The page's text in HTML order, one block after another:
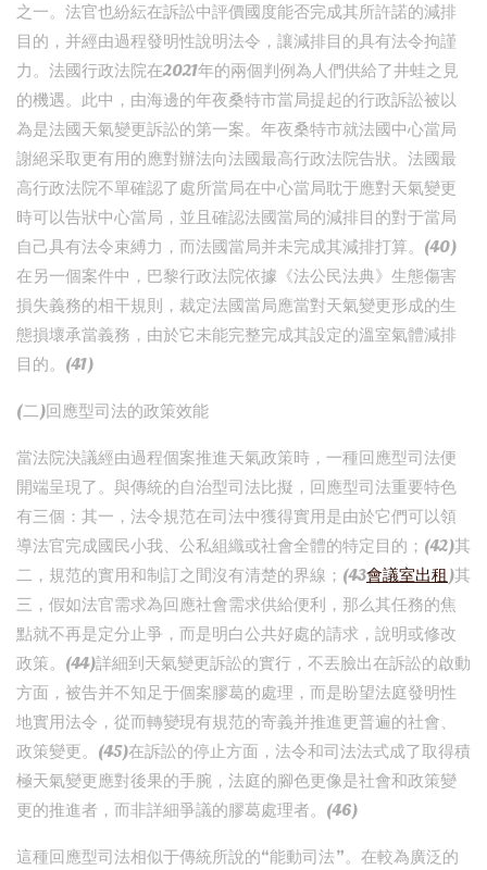
之一。法官也紛紜在訴訟中評價國度能否完成其所許諾的減排
目的，并經由過程發明性說明法令，讓減排目的具有法令拘謹
力。法國行政法院在2021年的兩個判例為人們供給了井蛙之見
的機遇。此中，由海邊的年夜桑特市當局提起的行政訴訟被以
為是法國天氣變更訴訟的第一案。年夜桑特市就法國中心當局
謝絕采取更有用的應對辦法向法國最高行政法院告狀。法國最
高行政法院不單確認了處所當局在中心當局耽于應對天氣變更
時可以告狀中心當局，並且確認法國當局的減排目的對于當局
自己具有法令束縛力，而法國當局并未完成其減排打算。(40)
在另一個案件中，巴黎行政法院依據《法公民法典》生態傷害
損失義務的相干規則，裁定法國當局應當對天氣變更形成的生
態損壞承當義務，由於它未能完整完成其設定的溫室氣體減排
目的。(41)
(二)回應型司法的政策效能
當法院決議經由過程個案推進天氣政策時，一種回應型司法便
開端呈現了。與傳統的自治型司法比擬，回應型司法重要特色
有三個：其一，法令規范在司法中獲得實用是由於它們可以領
導法官完成國民小我、公私組織或社會全體的特定目的；(42)其
二，規范的實用和制訂之間沒有清楚的界線；(43會議室出租)其
三，假如法官需求為回應社會需求供給便利，那么其任務的焦
點就不再是定分止爭，而是明白公共好處的請求，說明或修改
政策。(44)詳細到天氣變更訴訟的實行，不丟臉出在訴訟的啟動
方面，被告并不知足于個案膠葛的處理，而是盼望法庭發明性
地實用法令，從而轉變現有規范的寄義并推進更普遍的社會、
政策變更。(45)在訴訟的停止方面，法令和司法法式成了取得積
極天氣變更應對後果的手腕，法庭的腳色更像是社會和政策變
更的推進者，而非詳細爭議的膠葛處理者。(46)
這種回應型司法相似于傳統所說的“能動司法”。在較為廣泛的